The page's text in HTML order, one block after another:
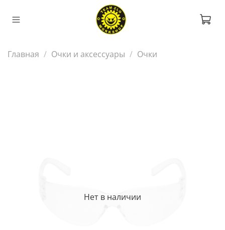
Главная Очки и аксессуары Очки
Нет в наличии